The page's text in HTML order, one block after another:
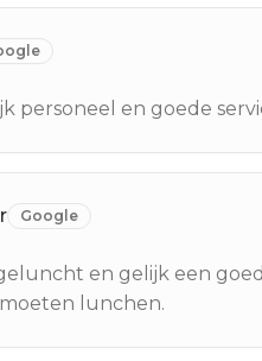
personeel en goede
Google
en gelijk een
lunchen.